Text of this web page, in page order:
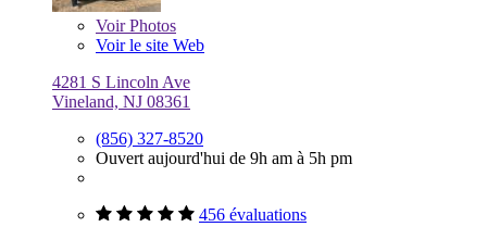
VoirPhotos
Voir le site Web
4281 S Lincoln Ave
Vineland, NJ 08361
(856) 327-8520
Ouvert aujourd'hui de 9h am à 5h pm
456 évaluations